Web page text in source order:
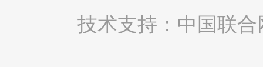
技术支持：中国联